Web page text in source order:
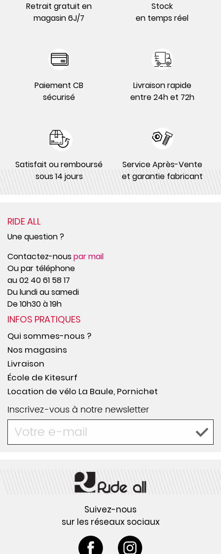
Retrait gratuit en
magasin 6J/7
Stock
en temps réel
Paiement CB
sécurisé
Livraison rapide
entre 24h et 72h
Satisfait ou remboursé
sous 14 jours
Service Après-Vente
et garantie fabricant
RIDE ALL
Une question ?
Contactez-nouspar mail
Ou par téléphone
au 02 40 61 58 17
Du lundi au samedi
De 10h30 à 19h
INFOS PRATIQUES
Qui sommes-nous ?
Nos magasins
Livraison
École de Kitesurf
Location de vélo La Baule, Pornichet
Inscrivez-vous à notre newsletter
Suivez-nous
sur les réseaux sociaux